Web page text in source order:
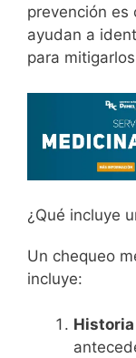
prevención es
ayudan a
para
¿Qué incluye
Un chequeo
incluye: